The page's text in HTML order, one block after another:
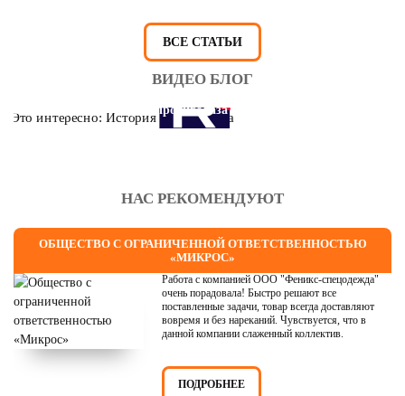
ВСЕ СТАТЬИ
ВИДЕО БЛОГ
Это интересно: История противогаза
НАС РЕКОМЕНДУЮТ
ОБЩЕСТВО С ОГРАНИЧЕННОЙ ОТВЕТСТВЕННОСТЬЮ
«МИКРОС»
Работа с компанией ООО "Феникс-спецодежда"
очень порадовала! Быстро решают все
поставленные задачи, товар всегда доставляют
вовремя и без нареканий. Чувствуется, что в
данной компании слаженный коллектив.
ПОДРОБНЕЕ